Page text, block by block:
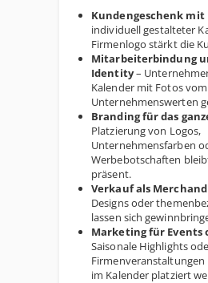
Kundengeschenk
individuell gestalteter
Firmenlogo stärkt die
Mitarbeiterbindung
Identity–
Kalender mit Fotos
Unternehmenswerten
Branding für das
Platzierung von Logos,
Unternehmensfarben
Werbebotschaften
präsent.
Verkauf als
Designs oder
lassen sich
Marketing für Events
Saisonale Highlights
im Kalender platziert